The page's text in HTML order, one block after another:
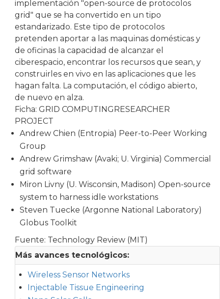
implementación "open-source de protocolos
grid" que se ha convertido en un tipo
estandarizado. Este tipo de protocolos
pretenden aportar a las maquinas domésticas y
de oficinas la capacidad de alcanzar el
ciberespacio, encontrar los recursos que sean, y
construirles en vivo en las aplicaciones que les
hagan falta. La computación, el código abierto,
de nuevo en alza.
Ficha: GRID COMPUTINGRESEARCHER
PROJECT
Andrew Chien (Entropia) Peer-to-Peer Working
Group
Andrew Grimshaw (Avaki; U. Virginia) Commercial
grid software
Miron Livny (U. Wisconsin, Madison) Open-source
system to harness idle workstations
Steven Tuecke (Argonne National Laboratory)
Globus Toolkit
Fuente: Technology Review (MIT)
Más avances tecnológicos:
Wireless Sensor Networks
Injectable Tissue Engineering